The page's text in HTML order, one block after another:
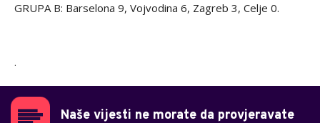
GRUPA B: Barselona 9, Vojvodina 6, Zagreb 3, Celje 0.
.
Naše vijesti ne morate da provjeravate